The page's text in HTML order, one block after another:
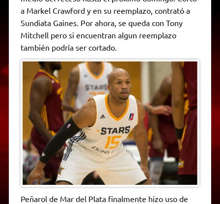
A
p
p
a
m
e
r
o
k
g
e
n
k
F
r
i
e
n
d
l
y
a Markel Crawford y en su reemplazo, contrató a
Sundiata Gaines. Por ahora, se queda con Tony
Mitchell pero si encuentran algun reemplazo
también podría ser cortado.
Peñarol de Mar del Plata finalmente hizo uso de